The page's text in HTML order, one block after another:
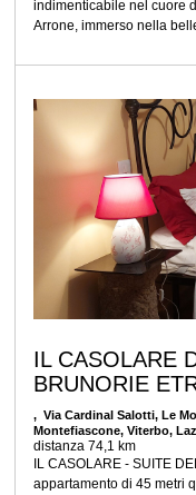
indimenticabile nel cuore
Arrone, immerso nella
IL CASOLARE
BRUNORIE
, Via Cardinal Salotti, Le
Montefiascone, Viterbo,
distanza 74,1 km
IL CASOLARE - SUITE
appartamento di 45 metri